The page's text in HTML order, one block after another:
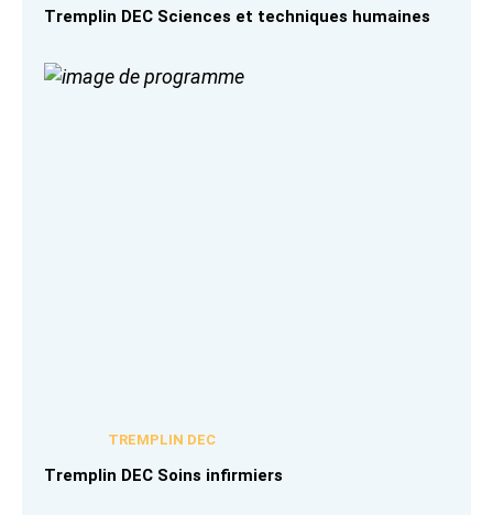
Tremplin DEC Sciences et techniques humaines
TREMPLIN DEC
Tremplin DEC Soins infirmiers